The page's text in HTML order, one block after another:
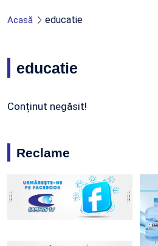
Acasă educatie
educatie
Conținut negăsit!
Reclame